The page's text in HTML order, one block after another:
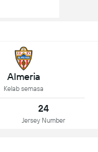
Almeria
Kelab semasa
24
Jersey Number